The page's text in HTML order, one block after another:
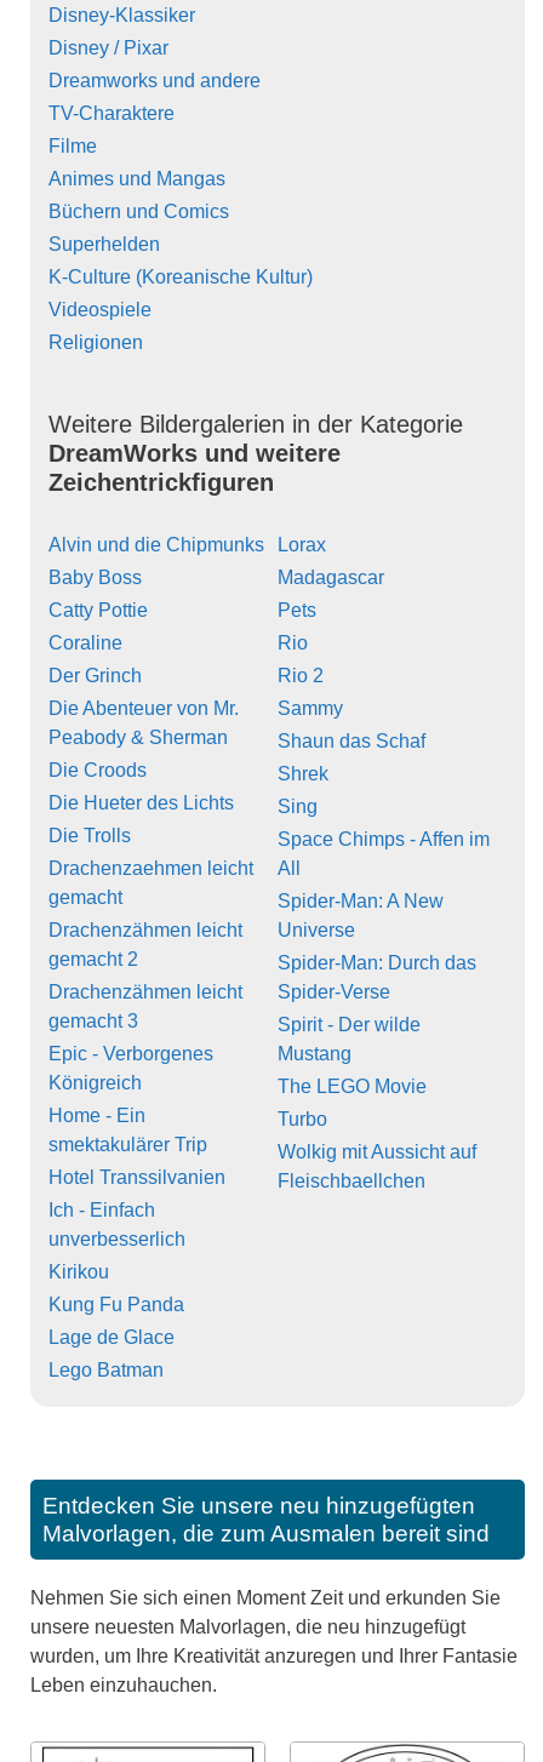
Disney-Klassiker
Disney / Pixar
Dreamworks und andere
TV-Charaktere
Filme
Animes und Mangas
Büchern und Comics
Superhelden
K-Culture (Koreanische Kultur)
Videospiele
Religionen
Weitere Bildergalerien in der Kategorie
DreamWorks und weitere
Zeichentrickfiguren
Alvin und die Chipmunks
Baby Boss
Catty Pottie
Coraline
Der Grinch
Die Abenteuer von Mr.
Peabody & Sherman
Die Croods
Die Hueter des Lichts
Die Trolls
Drachenzaehmen leicht
gemacht
Drachenzähmen leicht
gemacht 2
Drachenzähmen leicht
gemacht 3
Epic - Verborgenes
Königreich
Home - Ein
smektakulärer Trip
Hotel Transsilvanien
Ich - Einfach
unverbesserlich
Kirikou
Kung Fu Panda
Lage de Glace
Lego Batman
Lorax
Madagascar
Pets
Rio
Rio 2
Sammy
Shaun das Schaf
Shrek
Sing
Space Chimps - Affen im
All
Spider-Man: A New
Universe
Spider-Man: Durch das
Spider-Verse
Spirit - Der wilde
Mustang
The LEGO Movie
Turbo
Wolkig mit Aussicht auf
Fleischbaellchen
Entdecken Sie unsere neu hinzugefügten
Malvorlagen, die zum Ausmalen bereit sind
Nehmen Sie sich einen Moment Zeit und erkunden Sie
unsere neuesten Malvorlagen, die neu hinzugefügt
wurden, um Ihre Kreativität anzuregen und Ihrer Fantasie
Leben einzuhauchen.